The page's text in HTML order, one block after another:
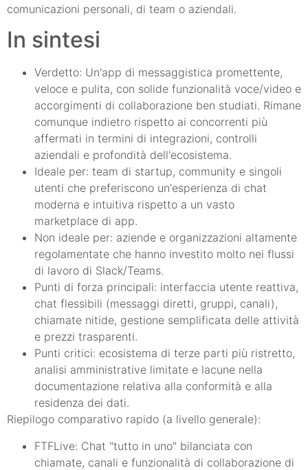
comunicazioni personali, di team o aziendali.
In sintesi
Verdetto: Un'app di messaggistica promettente,
veloce e pulita, con solide funzionalità voce/video e
accorgimenti di collaborazione ben studiati. Rimane
comunque indietro rispetto ai concorrenti più
affermati in termini di integrazioni, controlli
aziendali e profondità dell'ecosistema.
Ideale per: team di startup, community e singoli
utenti che preferiscono un'esperienza di chat
moderna e intuitiva rispetto a un vasto
marketplace di app.
Non ideale per: aziende e organizzazioni altamente
regolamentate che hanno investito molto nei flussi
di lavoro di Slack/Teams.
Punti di forza principali: interfaccia utente reattiva,
chat flessibili (messaggi diretti, gruppi, canali),
chiamate nitide, gestione semplificata delle attività
e prezzi trasparenti.
Punti critici: ecosistema di terze parti più ristretto,
analisi amministrative limitate e lacune nella
documentazione relativa alla conformità e alla
residenza dei dati.
Riepilogo comparativo rapido (a livello generale):
FTFLive: Chat "tutto in uno" bilanciata con
chiamate, canali e funzionalità di collaborazione di